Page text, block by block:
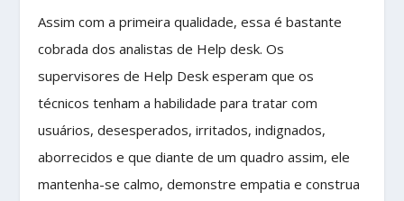
Assim com a primeira qualidade, essa é bastante
cobrada dos analistas de Help desk. Os
supervisores de Help Desk esperam que os
técnicos tenham a habilidade para tratar com
usuários, desesperados, irritados, indignados,
aborrecidos e que diante de um quadro assim, ele
mantenha-se calmo, demonstre empatia e construa